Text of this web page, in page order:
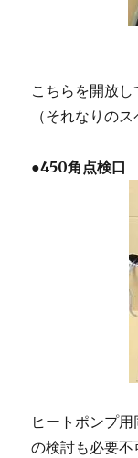
こちらを開放
（それなりの
●450角点検口
ヒートポンプ
の検討も必要不